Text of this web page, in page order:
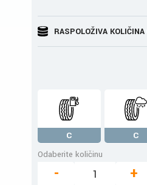
RASPOLOŽIVA
C C
Odaberite količinu
- +